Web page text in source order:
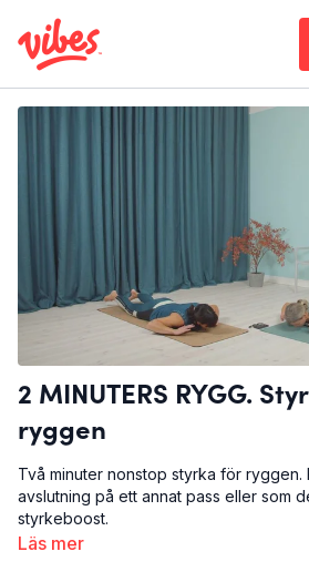
2 MINUTERS RYGG.
ryggen
Två minuter nonstop styrka för ryggen.
avslutning på ett annat pass eller som
styrkeboost.
Läs mer